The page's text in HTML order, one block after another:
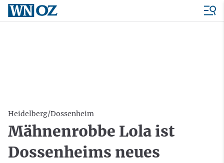
Heidelberg/Dossenheim
Mähnenrobbe Lola ist
Dossenheims neues